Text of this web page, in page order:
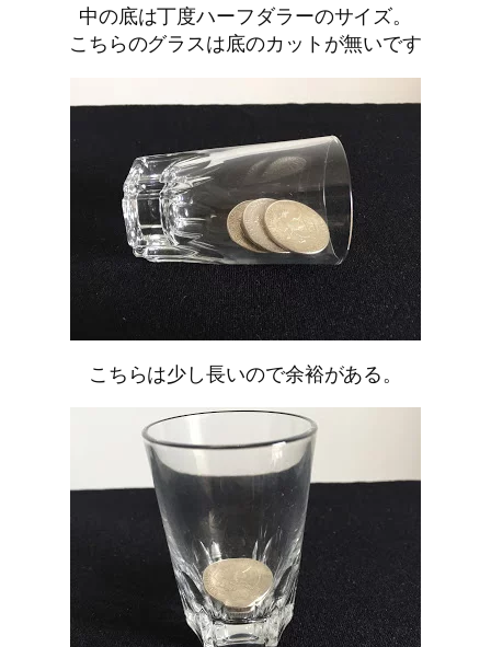
中の底は丁度ハーフダラーのサイズ。
こちらのグラスは底のカットが無いです
こちらは少し長いので余裕がある。